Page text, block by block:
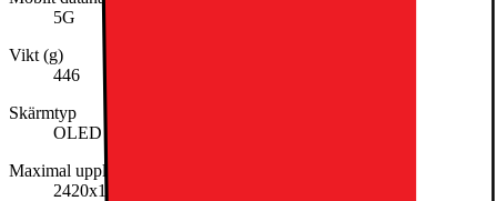
5G
Vikt (g)
446
Skärmtyp
OLED
Maximal upplösning
2420x1668